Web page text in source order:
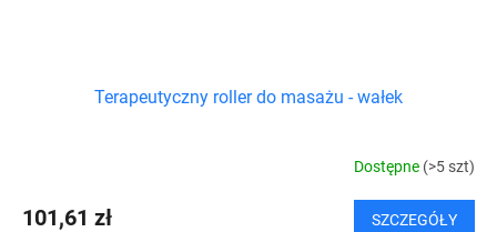
Terapeutyczny roller do masażu - wałek
Dostępne (>5 szt)
101,61 zł SZCZEGÓŁY